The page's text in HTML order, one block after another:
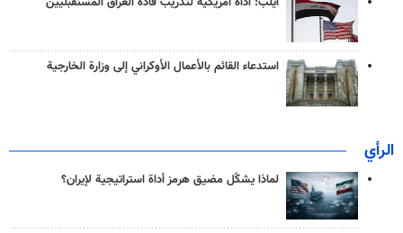
استدعاء القائم بالأعمال الأوكراني إلى وزارة الخارجية
الرأي
لماذا يشكّل مضيق هرمز أداة استراتيجية لإيران؟